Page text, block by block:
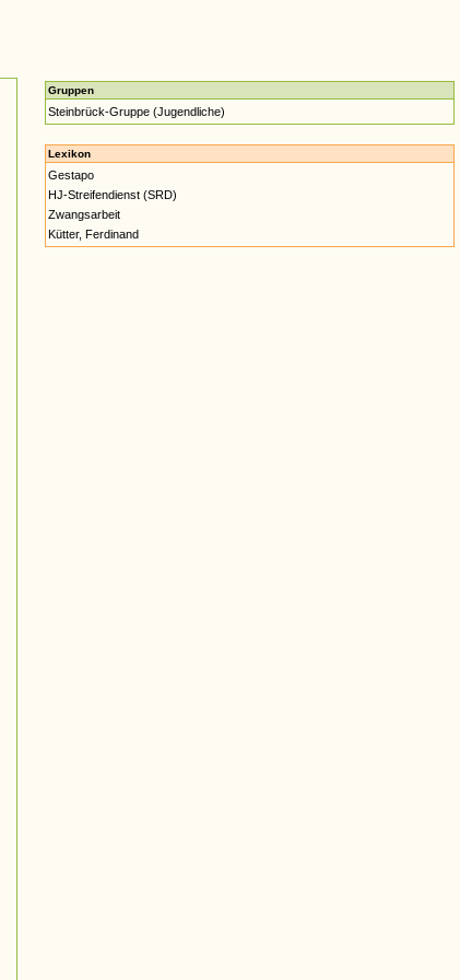
Gruppen
Steinbrück-Gruppe (Jugendliche)
Lexikon
Gestapo
HJ-Streifendienst (SRD)
Zwangsarbeit
Kütter, Ferdinand